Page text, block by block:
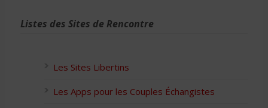
Listes des Sites de Rencontre
Les Sites Libertins
Les Apps pour les Couples Échangistes